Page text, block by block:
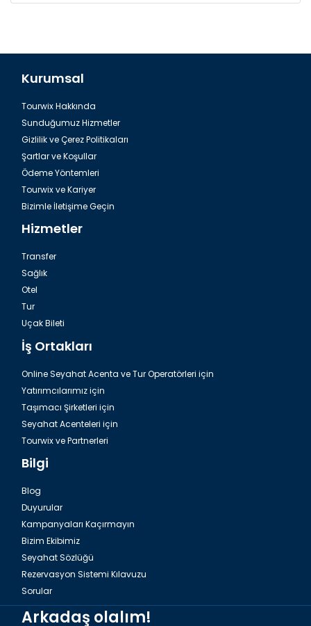
Kurumsal
Tourwix Hakkında
Sunduğumuz Hizmetler
Gizlilik ve Çerez Politikaları
Şartlar ve Koşullar
Ödeme Yöntemleri
Tourwix ve Kariyer
Bizimle İletişime Geçin
Hizmetler
Transfer
Sağlık
Otel
Tur
Uçak Bileti
İş Ortakları
Online Seyahat Acenta ve Tur Operatörleri için
Yatırımcılarımız için
Taşımacı Şirketleri için
Seyahat Acenteleri için
Tourwix ve Partnerleri
Bilgi
Blog
Duyurular
Kampanyaları Kaçırmayın
Bizim Ekibimiz
Seyahat Sözlüğü
Rezervasyon Sistemi Kılavuzu
Sorular
Arkadaş olalım!